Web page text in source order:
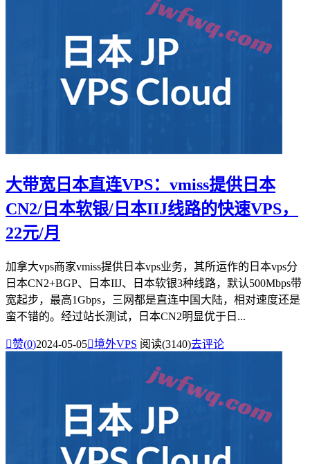
大带宽日本直连VPS：vmiss提供日本
CN2/日本软银/日本IIJ线路的快速VPS，
22元/月
加拿大vps商家vmiss提供日本vps业务，其所运作的日本vps分
日本CN2+BGP、日本IIJ、日本软银3种线路，默认500Mbps带
宽起步，最高1Gbps，三网都是直连中国大陆，相对速度还是
蛮不错的。经过站长测试，日本CN2明显优于日...
赞(0)2024-05-05境外VPS 阅读(3140)去评论